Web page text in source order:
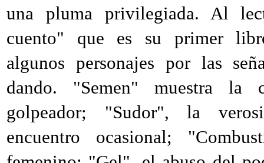
una pluma privilegiada. Al
cuento" que es su primer
algunos personajes por las
dando. "Semen" muestra la
golpeador; "Sudor", la
encuentro ocasional;